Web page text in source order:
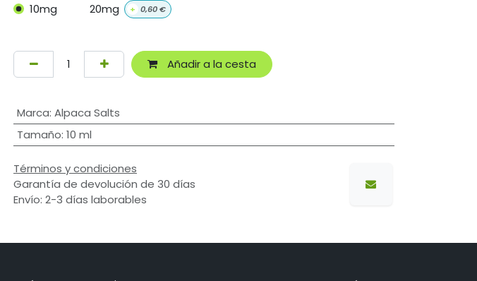
10mg 20mg + 0,60€
Añadir a la cesta
Marca: Alpaca Salts
Tamaño: 10 ml
Términos y condiciones
Garantía de devolución de 30 días
Envío: 2-3 días laborables